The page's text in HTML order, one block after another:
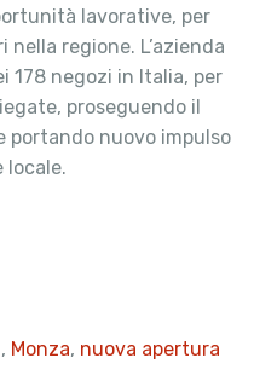
lavorative, per
regione. L’azienda
178 negozi in Italia, per
proseguendo il
portando nuovo impulso
locale.
, Monza, nuova apertura